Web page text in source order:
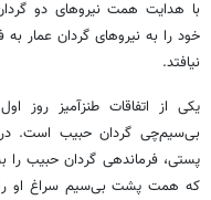
با هدایت همت نیروهای دو
خود را به نیروهای گردان عمار
نیافتد.
بی‌سیم‌چی گردان حبیب است.
پستی، فرماندهی گردان حبیب را
که همت پشت بی‌سیم سراغ او